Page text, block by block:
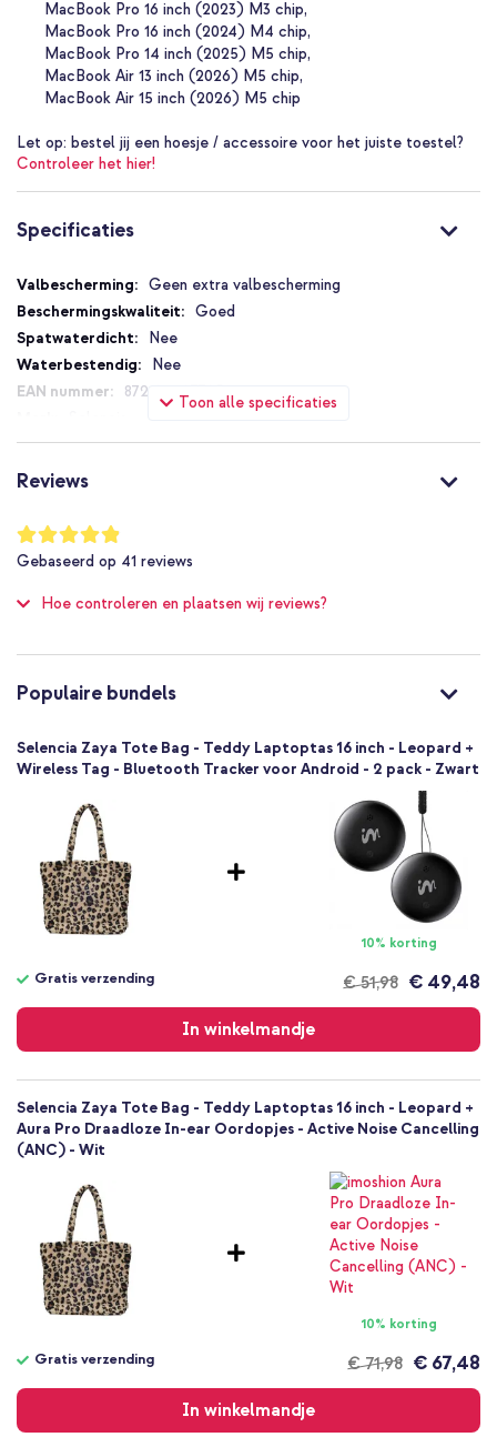
Een stevige ritssluiting om de tas dicht te doen
Inclusief 1 jaar garantie
Maak je look compleet met de stijlvolle Selencia Zaya Tote Bag
MacBook Pro 16 inch (2023) M3 chip
MacBook Pro 16 inch (2024) M4 chip
MacBook Pro 14 inch (2025) M5 chip
MacBook Air 13 inch (2026) M5 chip
MacBook Air 15 inch (2026) M5 chip
Let op: bestel jij een hoesje / accessoire voor het juiste toestel?
Controleer het hier!
Specificaties
Toon alle specificaties
Specificaties
Geen extra valbescherming
Goed
Nee
Nee
8721064077952
SH00085768
Ritssluiting
13.3 inch, 13.6 inch, 13 inch, 14.2
Laptoptas
Volledige bescherming
Reviews
Waardering:
97
%
of
Gebaseerd op 41 reviews
Hoe controleren en plaatsen wij reviews?
Populaire bundels
Selencia Zaya Tote Bag - Teddy Laptoptas 16 inch - Leopard +
Wireless Tag - Bluetooth Tracker voor Android - 2 pack - Zwart
10% korting
€ 51,98
Gratis verzending € 49,48
In winkelmandje
verzending
Selencia Zaya Tote Bag - Teddy Laptoptas 16 inch - Leopard +
Aura Pro Draadloze In-ear Oordopjes - Active Noise Cancelling
(ANC) - Wit
10% korting
€ 71,98
Gratis verzending € 67,48
In winkelmandje
verzending